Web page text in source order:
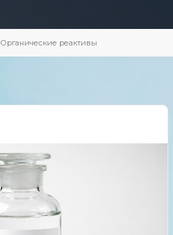
Органические реактивы